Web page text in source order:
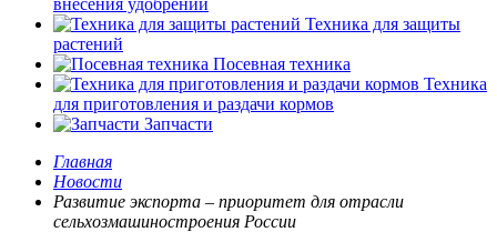
внесения удобрений
Техника для защиты
растений
Посевная техника
Техника
для приготовления и раздачи кормов
Запчасти
Главная
Новости
Развитие экспорта – приоритет для отрасли
сельхозмашиностроения России